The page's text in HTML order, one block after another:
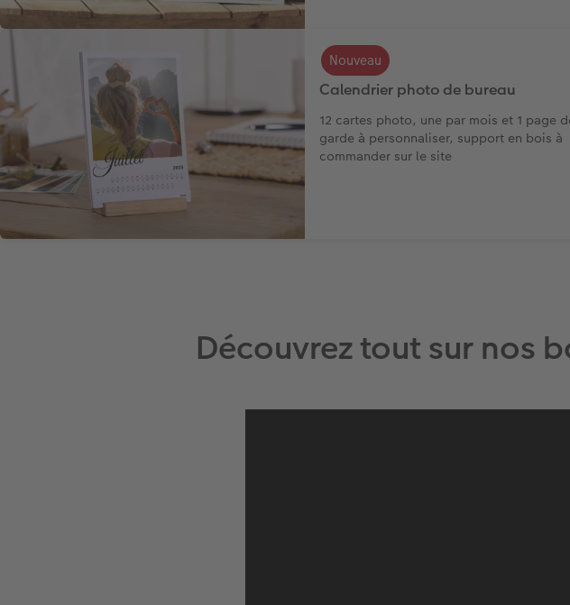
Calendrier photo de bureau
12 cartes photo, une par mois et 1 page
garde à personnaliser, support en bois à
commander sur le site
Nouveau
Découvrez tout sur nos